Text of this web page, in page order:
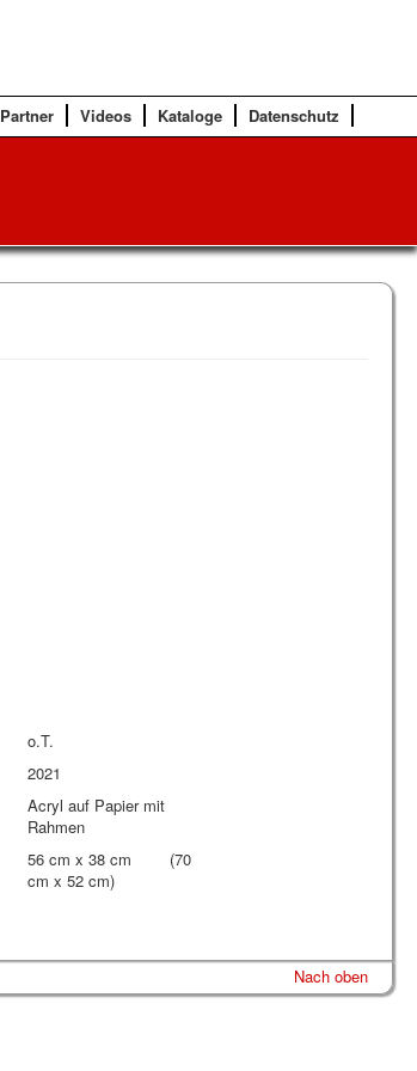
Partner Videos Kataloge Datenschutz
o.T.
2021
Acryl auf Papier mit
Rahmen
56 cm x 38 cm (70
cm x 52 cm)
Nach oben